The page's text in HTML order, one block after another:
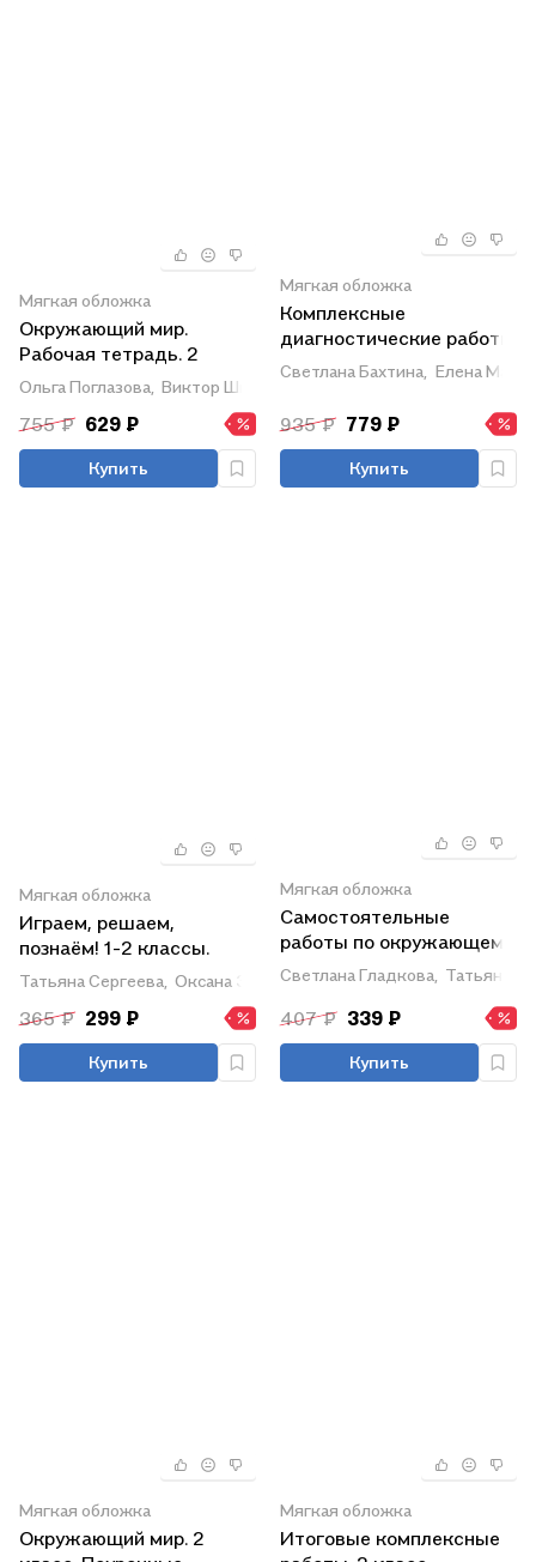
Мягкая обложка
Окружающий мир.
Рабочая тетрадь. 2
класс. В 2 частях. Часть
Ольга Поглазова, Виктор Шилин
755 ₽ 629 ₽
Купить
Мягкая обложка
Комплексные
диагностические работы
в начальной школе. 2
класс. Учебное пособие
Светлана Бахтина, Елена
935 ₽ 779 ₽
Купить
Мягкая обложка
Играем, решаем,
познаём! 1-2 классы.
Задания для младших
школьников
Татьяна Сергеева, Оксана Зубакина, Марина Подболотова
365 ₽ 299 ₽
Купить
Мягкая обложка
Самостоятельные
работы по окружающему
миру на основе работы с
Светлана Гладкова, Татьяна
407 ₽ 339 ₽
Купить
Мягкая обложка
Окружающий мир. 2
Мягкая обложка
Итоговые комплексные